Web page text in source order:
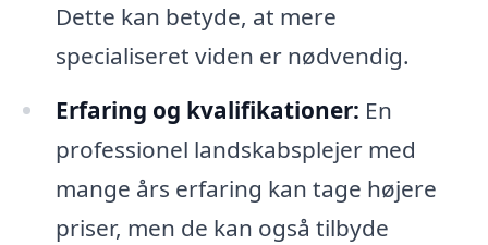
Dette kan betyde, at mere
specialiseret viden er nødvendig.
Erfaring og kvalifikationer: En
professionel landskabsplejer med
mange års erfaring kan tage højere
priser, men de kan også tilbyde